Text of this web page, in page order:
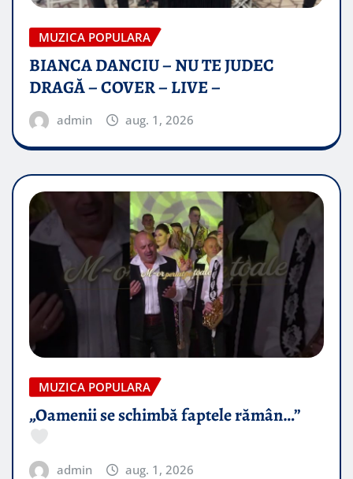
MUZICA POPULARA
BIANCA DANCIU – NU TE JUDEC
DRAGĂ – COVER – LIVE –
admin aug. 1, 2026
MUZICA POPULARA
„Oamenii se schimbă faptele rămân…”
admin aug. 1, 2026